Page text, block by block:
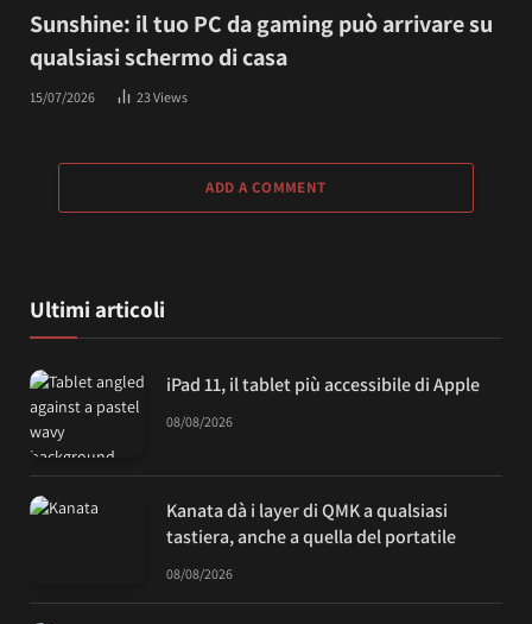
Sunshine: il tuo PC da gaming può arrivare su
qualsiasi schermo di casa
15/07/2026 23Views
ADD A COMMENT
Ultimi articoli
iPad 11, il tablet più accessibile di Apple
08/08/2026
Kanata dà i layer di QMK a qualsiasi
tastiera, anche a quella del portatile
08/08/2026